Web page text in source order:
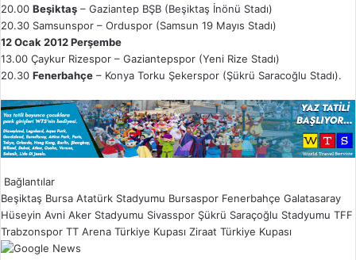
20.00 Beşiktaş – Gaziantep BŞB (Beşiktaş İnönü Stadı)
20.30 Samsunspor – Orduspor (Samsun 19 Mayıs Stadı)
12 Ocak 2012 Perşembe
13.00 Çaykur Rizespor – Gaziantepspor (Yeni Rize Stadı)
20.30 Fenerbahçe – Konya Torku Şekerspor (Şükrü Saracoğlu Stadı).
Bağlantılar
Beşiktaş Bursa Atatürk Stadyumu Bursaspor Fenerbahçe Galatasaray
Hüseyin Avni Aker Stadyumu Sivasspor Şükrü Saraçoğlu Stadyumu TFF
Trabzonspor TT Arena Türkiye Kupası Ziraat Türkiye Kupası